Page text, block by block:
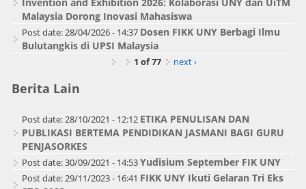
Invention and Exhibition 2026: Kolaborasi UNY dan UiTM
Malaysia Dorong Inovasi Mahasiswa
Post date:28/04/2026 - 14:37 Dosen FIKK UNY Berbagi Ilmu
Bulutangkis di UPSI Malaysia
1 of 77 next ›
Berita Lain
Post date:28/10/2021 - 12:12 ETIKA PENULISAN DAN
PUBLIKASI BERTEMA PENDIDIKAN JASMANI BAGI GURU
PENJASORKES
Post date:30/09/2021 - 14:53Yudisium September FIK UNY
Post date:29/11/2023 - 16:41 FIKK UNY Ikuti Gelaran Tri Eks